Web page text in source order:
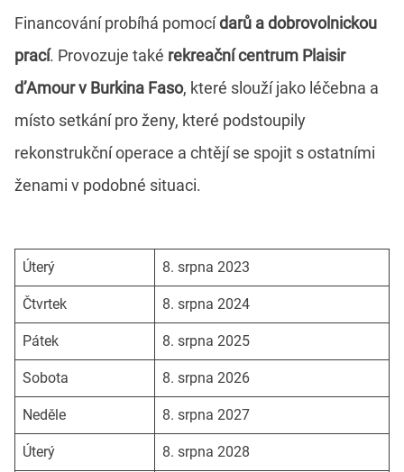
Financování probíhá pomocídarů a dobrovolnickou
prací. Provozuje také rekreační centrum Plaisir
d’Amour v Burkina Faso, které slouží jako léčebna a
místo setkání pro ženy, které podstoupily
rekonstrukční operace a chtějí se spojit s ostatními
ženami v podobné situaci.
Úterý 8. srpna 2023
Čtvrtek 8. srpna 2024
Pátek 8. srpna 2025
Sobota 8. srpna 2026
Neděle 8. srpna 2027
Úterý 8. srpna 2028